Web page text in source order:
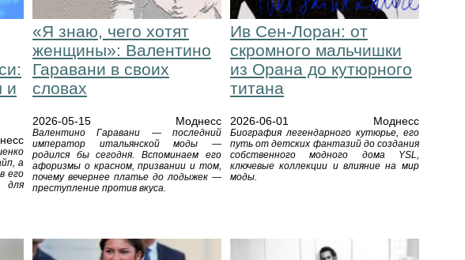
и
а
его
для
«Я знаю, чего хотят
женщины»: Валентино
Гаравани в своих
словах
2026-05-15 Моднесс
Валентино Гаравани — последний
император итальянской моды —
родился бы сегодня. Вспоминаем его
афоризмы о красном, призвании и том,
почему вечернее платье до лодыжек —
преступление против вкуса.
Ив Сен-Лоран: от
скромного мальчишки
из Орана до кутюрного
титана
2026-06-01 Моднесс
Биография легендарного кутюрье, его
путь от детских фантазий до создания
собственного модного дома YSL,
ключевые коллекции и влияние на мир
моды.